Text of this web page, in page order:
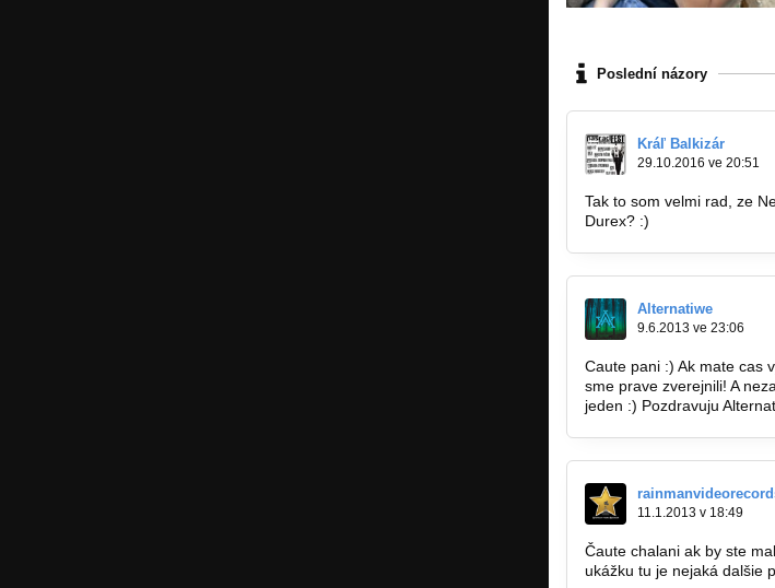
Poslední názory
Kráľ Balkizár
29.10.2016 ve 20:51
Tak to som velmi rad, ze
Durex? :)
Alternatiwe
9.6.2013 ve 23:06
Caute pani :) Ak mate cas
sme prave zverejnili! A
jeden :) Pozdravuju
11.1.2013 v 18:49
Čaute chalani ak by ste
ukážku tu je nejaká dalšie